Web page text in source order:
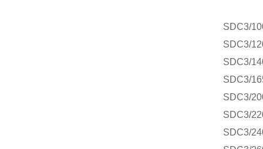
SDC3/
SDC3/
SDC3/
SDC3/
SDC3/
SDC3/
SDC3/